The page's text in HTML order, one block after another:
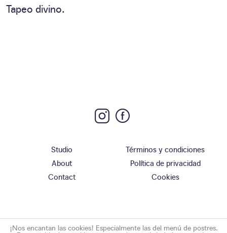
Tapeo divino.
Studio
About
Contact
Términos y condiciones
Política de privacidad
Cookies
¡Nos encantan las cookies! Especialmente las del menú de postres.